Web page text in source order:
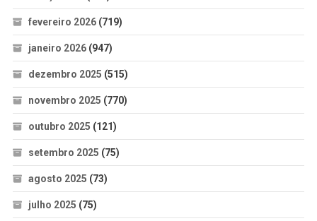
fevereiro 2026(719)
janeiro 2026(947)
dezembro 2025 (515)
novembro 2025 (770)
outubro 2025 (121)
setembro 2025 (75)
agosto 2025 (73)
julho 2025 (75)